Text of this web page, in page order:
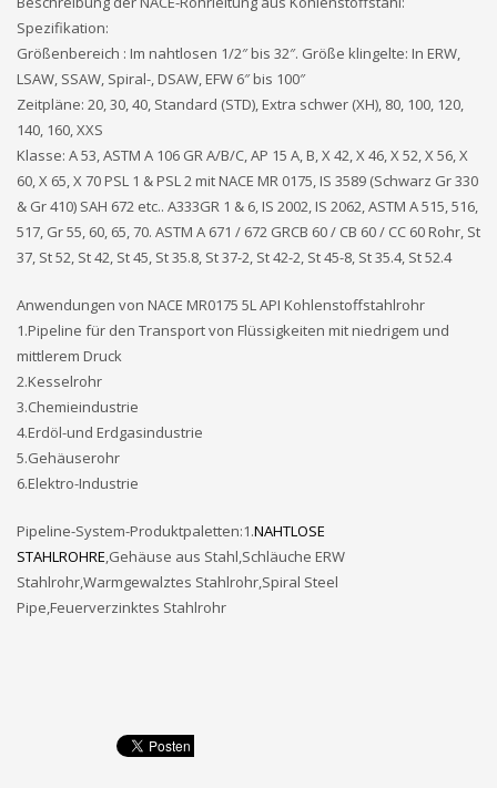
Spezifikation:
Größenbereich : Im nahtlosen 1/2″ bis 32″. Größe klingelte: In ERW,
LSAW, SSAW, Spiral-, DSAW, EFW 6″ bis 100″
Zeitpläne: 20, 30, 40, Standard (STD), Extra schwer (XH), 80, 100, 120,
140, 160, XXS
Klasse: A 53, ASTM A 106 GR A/B/C, AP 15 A, B, X 42, X 46, X 52, X 56, X
60, X 65, X 70 PSL 1 & PSL 2 mit NACE MR 0175, IS 3589 (Schwarz Gr 330
& Gr 410) SAH 672 etc.. A333GR 1 & 6, IS 2002, IS 2062, ASTM A 515, 516,
517, Gr 55, 60, 65, 70. ASTM A 671 / 672 GRCB 60 / CB 60 / CC 60 Rohr, St
37, St 52, St 42, St 45, St 35.8, St 37-2, St 42-2, St 45-8, St 35.4, St 52.4
Anwendungen von NACE MR0175 5L API Kohlenstoffstahlrohr
1.Pipeline für den Transport von Flüssigkeiten mit niedrigem und
mittlerem Druck
2.Kesselrohr
3.Chemieindustrie
4.Erdöl-und Erdgasindustrie
5.Gehäuserohr
6.Elektro-Industrie
Pipeline-System-Produktpaletten:1.NAHTLOSE
STAHLROHRE,Gehäuse aus Stahl,Schläuche ERW
Stahlrohr,Warmgewalztes Stahlrohr,Spiral Steel
Pipe,Feuerverzinktes Stahlrohr